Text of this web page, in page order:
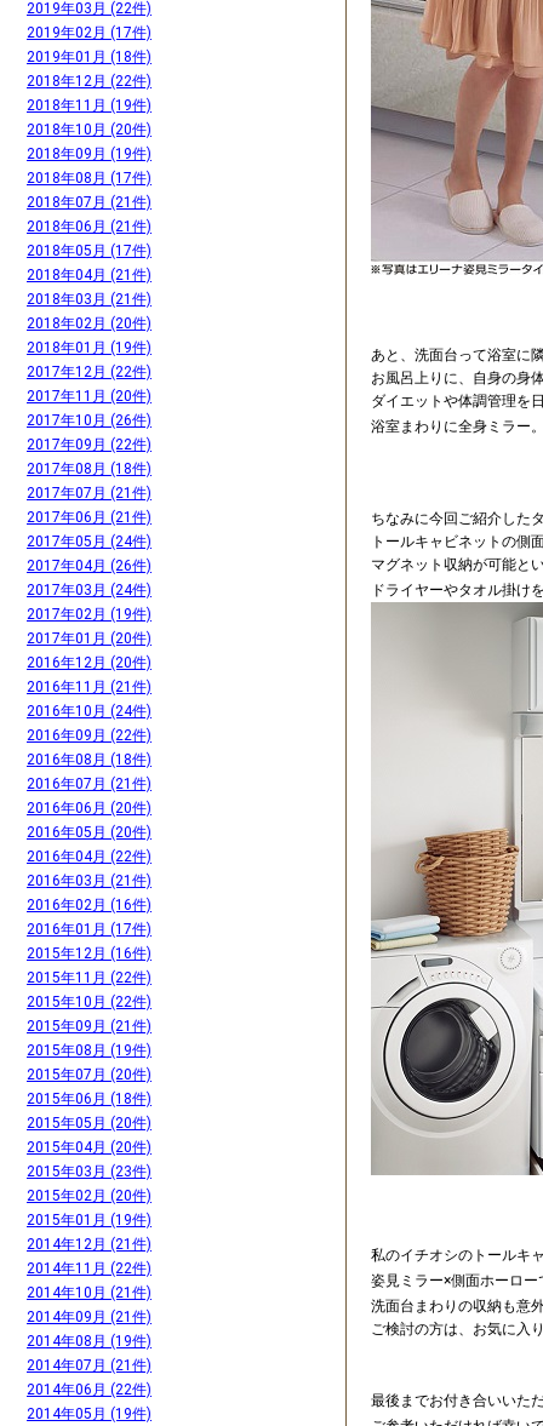
あと、洗面台って浴室に
お風呂上りに、自身の身
ダイエットや体調管理を
浴室まわりに全身ミラー
ちなみに今回ご紹介した
トールキャビネットの側
マグネット収納が可能と
ドライヤーやタオル掛け
私のイチオシのトールキ
姿見ミラー×側面ホーロ
洗面台まわりの収納も意
ご検討の方は、お気に入
最後までお付き合いいた
2019年03月 (22件)
2019年02月 (17件)
2019年01月 (18件)
2018年12月 (22件)
2018年11月 (19件)
2018年10月 (20件)
2018年09月 (19件)
2018年08月 (17件)
2018年07月 (21件)
2018年06月 (21件)
2018年05月 (17件)
2018年04月 (21件)
2018年03月 (21件)
2018年02月 (20件)
2018年01月 (19件)
2017年12月 (22件)
2017年11月 (20件)
2017年10月 (26件)
2017年09月 (22件)
2017年08月 (18件)
2017年07月 (21件)
2017年06月 (21件)
2017年05月 (24件)
2017年04月 (26件)
2017年03月 (24件)
2017年02月 (19件)
2017年01月 (20件)
2016年12月 (20件)
2016年11月 (21件)
2016年10月 (24件)
2016年09月 (22件)
2016年08月 (18件)
2016年07月 (21件)
2016年06月 (20件)
2016年05月 (20件)
2016年04月 (22件)
2016年03月 (21件)
2016年02月 (16件)
2016年01月 (17件)
2015年12月 (16件)
2015年11月 (22件)
2015年10月 (22件)
2015年09月 (21件)
2015年08月 (19件)
2015年07月 (20件)
2015年06月 (18件)
2015年05月 (20件)
2015年04月 (20件)
2015年03月 (23件)
2015年02月 (20件)
2015年01月 (19件)
2014年12月 (21件)
2014年11月 (22件)
2014年10月 (21件)
2014年09月 (21件)
2014年08月 (19件)
2014年07月 (21件)
2014年06月 (22件)
2014年05月 (19件)